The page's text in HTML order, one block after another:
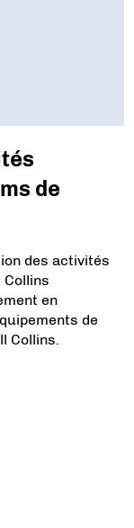
de
des activités
en
de
Collins.